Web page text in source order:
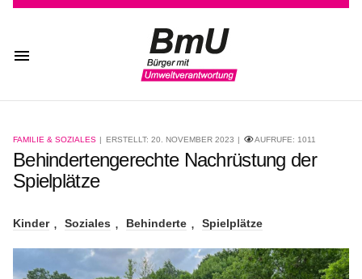
FAMILIE & SOZIALES ERSTELLT: 20. NOVEMBER 2023 AUFRUFE: 1011
Behindertengerechte Nachrüstung der
Spielplätze
Kinder Soziales Behinderte Spielplätze